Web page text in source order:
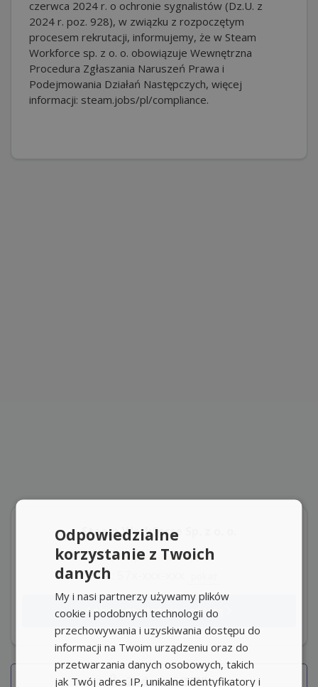
czerwca 2024 r. o ochronie sygnalistów (Dz.U. z
2024 r. poz. 928), w związku z rozpoczętym
procesem rekrutacji, informujemy, że w Steam
Workforce sp. z o. o. obowiązuje Wewnętrzna
Procedura Zgłaszania Naruszeń Prawa i
Podejmowania Działań Następczych, więcej
informacji: steam.jobs/pl/compliance.
Steam Workforce Sp. z o. o.
Odpowiada szybko
tel: 57x-xxx-xxx
Aplikuj na stronie z ofertą
Zadzwoń/SMS
Odpowiedzialne
korzystanie z Twoich
danych
My i nasi partnerzy używamy plików
cookie i podobnych technologii do
przechowywania i uzyskiwania dostępu do
informacji na Twoim urządzeniu oraz do
przetwarzania danych osobowych, takich
jak Twój adres IP, unikalne identyfikatory i